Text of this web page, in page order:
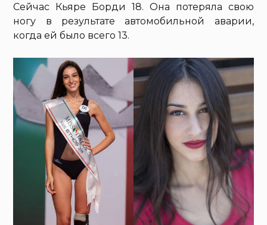
Сейчас Кьяре Борди 18. Она потеряла свою
ногу в результате автомобильной аварии,
когда ей было всего 13.